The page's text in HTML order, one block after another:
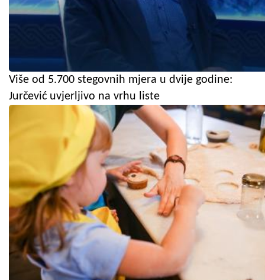
Više od 5.700 stegovnih mjera u dvije godine:
Jurčević uvjerljivo na vrhu liste